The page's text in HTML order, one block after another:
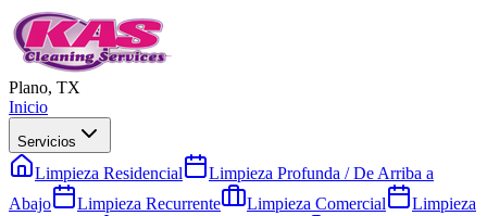
Plano, TX
Inicio
Servicios
Limpieza Residencial
Limpieza Profunda / De Arriba a
Abajo
Limpieza Recurrente Limpieza Comercial
Limpieza